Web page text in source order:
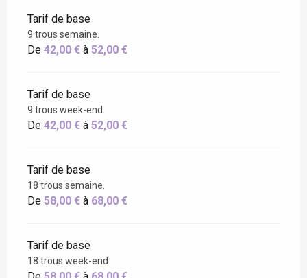
Tarif de base
9 trous semaine.
De 42,00 € à 52,00 €
Tarif de base
9 trous week-end.
De 42,00 € à 52,00 €
Tarif de base
18 trous semaine.
De 58,00 € à 68,00 €
Tarif de base
18 trous week-end.